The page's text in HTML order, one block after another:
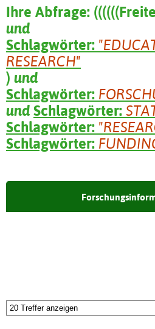
Ihre Abfrage: ((((((
und
Schlagwörter:
RESEARCH"
) und
Schlagwörter:
und Schlagwörter:
Schlagwörter:
Schlagwörter: